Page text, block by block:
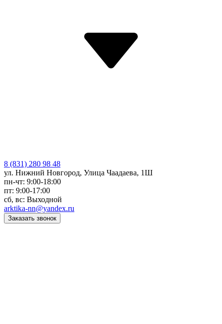
8 (831) 280 98 48
ул. Нижний Новгород, Улица Чаадаева, 1Ш
пн-чт: 9:00-18:00
пт: 9:00-17:00
сб, вс: Выходной
arktika-nn@yandex.ru
Заказать звонок